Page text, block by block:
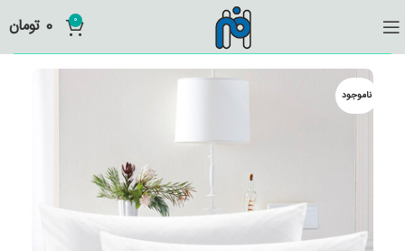
0
0 تومان
ناموجود